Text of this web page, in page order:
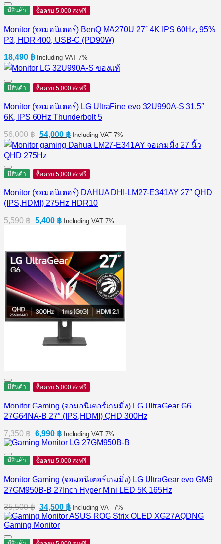
มีสินค้า ซื้อครบ 5,000 ส่งฟรี
Monitor (จอมอนิเตอร์) BenQ MA270U 27″ 4K IPS 60Hz, 95%
P3, HDR 400, USB-C (PD90W)
18,490 ฿ Including VAT 7%
มีสินค้า ซื้อครบ 5,000 ส่งฟรี
Monitor (จอมอนิเตอร์) LG UltraFine evo 32U990A-S 31.5″
6K, IPS 60Hz Thunderbolt 5
56,000฿ Original
price
was:
56,000 ฿.
54,000 ฿Current
price
is:
Including VAT 7%
มีสินค้า ซื้อครบ 5,000 ส่งฟรี
Monitor (จอมอนิเตอร์) DAHUA DHI-LM27-E341AY 27″ QHD
(IPS,HDMI) 275Hz HDR10
5,590฿ Original
5,400 ฿Current
Including VAT 7%
มีสินค้า ซื้อครบ 5,000 ส่งฟรี
Monitor Gaming (จอมอนิเตอร์เกมมิ่ง) LG UltraGear G6
27G64NA-B 27″ (IPS,HDMI) QHD 300Hz
7,350฿ Original
price
7,350 ฿.
6,990 ฿Current
price
6,990 ฿.
Including VAT 7%
มีสินค้า ซื้อครบ 5,000 ส่งฟรี
Monitor Gaming (จอมอนิเตอร์เกมมิ่ง) LG UltraGear evo GM9
27GM950B-B 27Inch Hyper Mini LED 5K 165Hz
35,500฿ Original
price
was:
34,500 ฿Current
price
Including VAT 7%